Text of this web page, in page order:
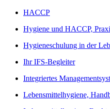
HACCP
Hygiene und HACCP,
Hygieneschulung in der
Ihr IFS-Begleiter
Integriertes
Lebensmittelhygiene,